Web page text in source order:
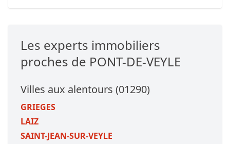
Les experts immobiliers
proches de PONT-DE-VEYLE
Villes aux alentours (01290)
GRIEGES
LAIZ
SAINT-JEAN-SUR-VEYLE